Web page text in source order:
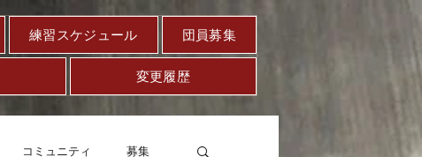
練習スケジュール 団員募集
変更履歴
コミュニティ 募集